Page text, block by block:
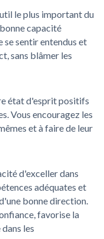
le plus important du
capacité
se sentir entendus et
sans blâmer les
état d'esprit positifs
Vous encouragez les
et à faire de leur
d'exceller dans
adéquates et
bonne direction.
favorise la
les